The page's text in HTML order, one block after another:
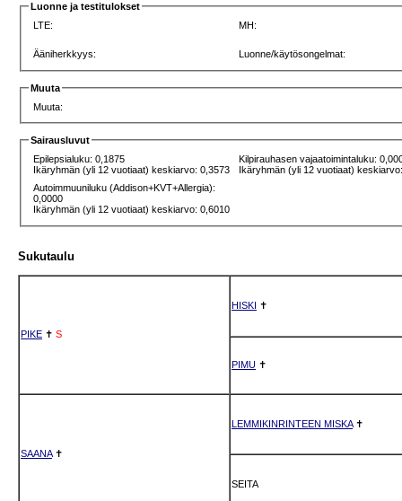
Luonne ja testitulokset
LTE:
MH:
Ääniherkkyys: Luonne/käytösongelmat:
Muuta
Muuta:
Sairausluvut
Epilepsialuku: 0,1875
Ikäryhmän (yli 12 vuotiaat) keskiarvo: 0,3573
Kilpirauhasen vajaatoimintaluku:
Ikäryhmän (yli 12 vuotiaat)
Autoimmuuniluku (Addison+KVT+Allergia):
0,0000
Ikäryhmän (yli 12 vuotiaat) keskiarvo: 0,6010
Sukutaulu
PIKE ✝ S
HISKI ✝
PIMU ✝
SAANA✝
LEMMIKINRINTEEN MISKA✝
SEITA